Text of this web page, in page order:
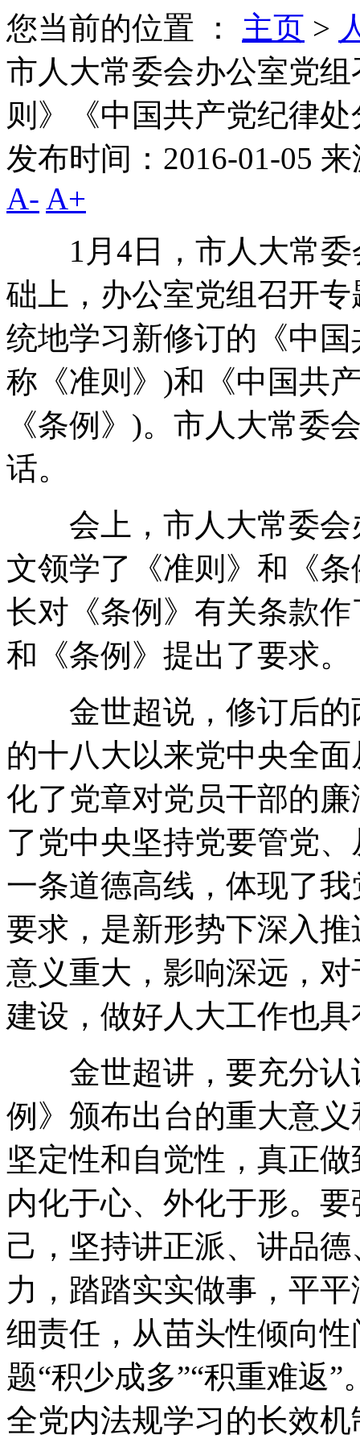
您当前的位置 ： 主页 >
市人大常委会办公室党
则》《中国共产党纪律
发布时间：2016-01-05 来
A- A+
1月4日，市人大常委
础上，办公室党组召开
统地学习新修订的《中
称《准则》)和《中国共
《条例》)。市人大常委
话。
会上，市人大常委会
文领学了《准则》和《
长对《条例》有关条款
和《条例》提出了要求。
金世超说，修订后的
的十八大以来党中央全
化了党章对党员干部的
了党中央坚持党要管党
一条道德高线，体现了
要求，是新形势下深入
意义重大，影响深远，
建设，做好人大工作也
金世超讲，要充分认
例》颁布出台的重大意
坚定性和自觉性，真正
内化于心、外化于形。
己，坚持讲正派、讲品
力，踏踏实实做事，平
细责任，从苗头性倾向
题“积少成多”“积重难返
全党内法规学习的长效